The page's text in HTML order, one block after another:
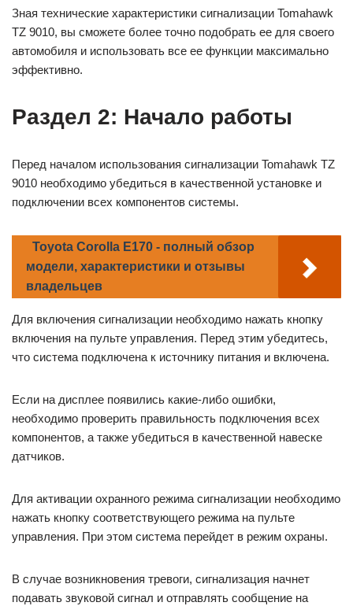
Зная технические характеристики сигнализации Tomahawk
TZ 9010, вы сможете более точно подобрать ее для своего
автомобиля и использовать все ее функции максимально
эффективно.
Раздел 2: Начало работы
Перед началом использования сигнализации Tomahawk TZ
9010 необходимо убедиться в качественной установке и
подключении всех компонентов системы.
Toyota Corolla E170 - полный обзор
модели, характеристики и отзывы
владельцев
Для включения сигнализации необходимо нажать кнопку
включения на пульте управления. Перед этим убедитесь,
что система подключена к источнику питания и включена.
Если на дисплее появились какие-либо ошибки,
необходимо проверить правильность подключения всех
компонентов, а также убедиться в качественной навеске
датчиков.
Для активации охранного режима сигнализации необходимо
нажать кнопку соответствующего режима на пульте
управления. При этом система перейдет в режим охраны.
В случае возникновения тревоги, сигнализация начнет
подавать звуковой сигнал и отправлять сообщение на